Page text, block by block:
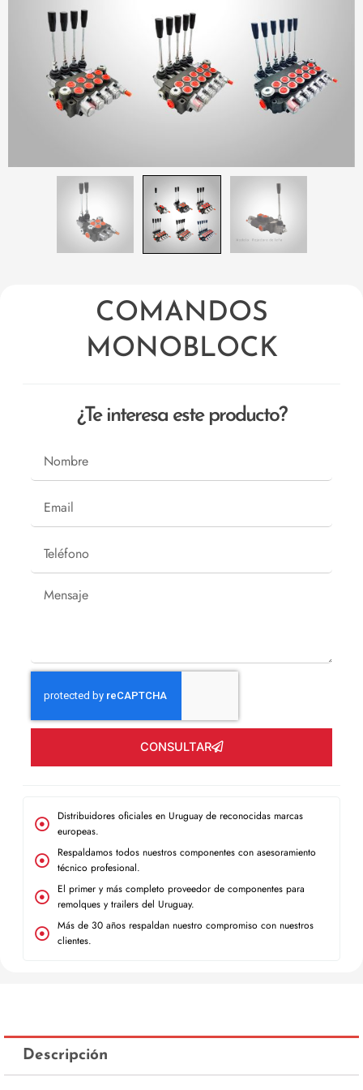
COMANDOS
MONOBLOCK
¿Te interesa este producto?
Mensaje
CONSULTAR
Distribuidores oficiales en Uruguay de reconocidas marcas
europeas.
Respaldamos todos nuestros componentes con asesoramiento
técnico profesional.
El primer y más completo proveedor de componentes para
remolques y trailers del Uruguay.
Más de 30 años respaldan nuestro compromiso con nuestros
clientes.
Descripción